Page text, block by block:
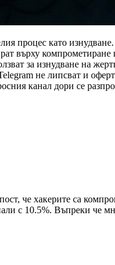
процес като
върху компрометиране
за изнудване на
не липсват и
канал дори се
че хакерите са
с 10.5%. Въпреки че